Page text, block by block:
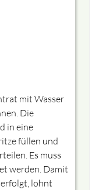
mit Wasser
Die
in eine
füllen und
Es muss
werden. Damit
lohnt